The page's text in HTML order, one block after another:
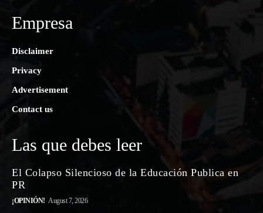
Empresa
Disclaimer
Privacy
Advertisement
Contact us
Las que debes leer
El Colapso Silencioso de la Educación Publica en
PR
¡OPINIÓN! August 7, 2026